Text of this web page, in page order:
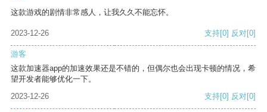
这款游戏的剧情非常感人，让我久久不能忘怀。
2023-12-26 支持[0] 反对[0]
游客
这款加速器app的加速效果还是不错的，但偶尔也会出现卡顿的情况，希
望开发者能够优化一下。
2023-12-26
支持[0] 反对[0]